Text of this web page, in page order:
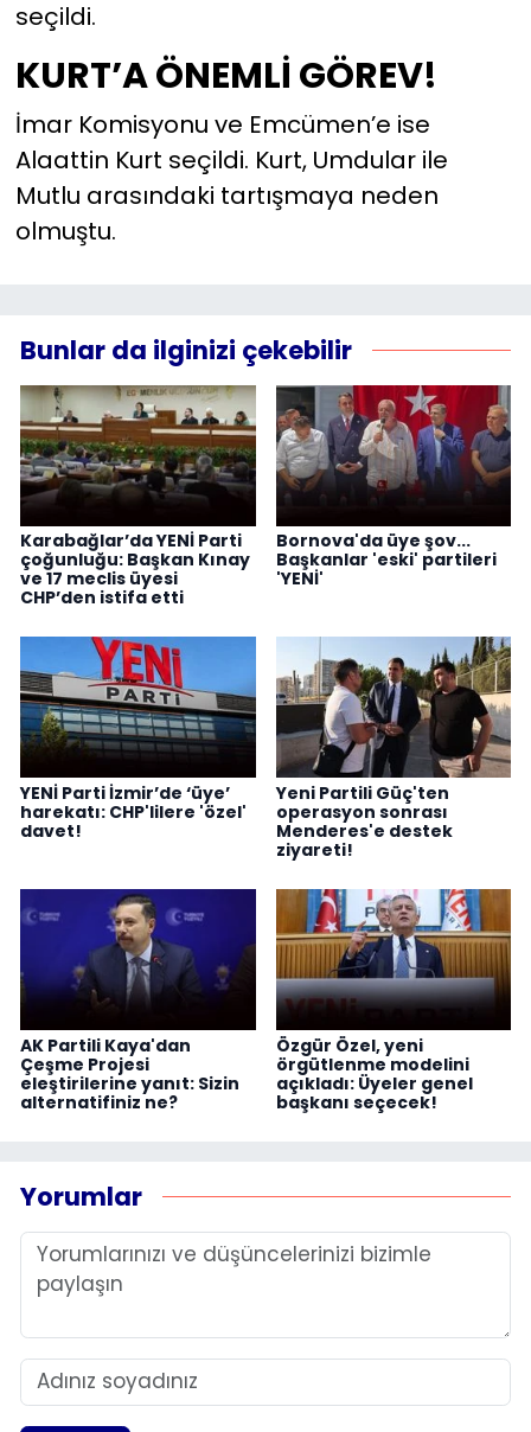
seçildi.
KURT’A ÖNEMLİ GÖREV!
İmar Komisyonu ve Emcümen’e ise
Alaattin Kurt seçildi. Kurt, Umdular ile
Mutlu arasındaki tartışmaya neden
olmuştu.
Bunlar da ilginizi çekebilir
Karabağlar’da YENİ Parti
çoğunluğu: Başkan Kınay
ve 17 meclis üyesi
CHP’den istifa etti
Bornova'da üye şov...
Başkanlar 'eski' partileri
'YENİ'
YENİ Parti İzmir’de ‘üye’
harekatı: CHP'lilere 'özel'
davet!
Yeni Partili Güç'ten
operasyon sonrası
Menderes'e destek
ziyareti!
AK Partili Kaya'dan
Çeşme Projesi
eleştirilerine yanıt: Sizin
alternatifiniz ne?
Özgür Özel, yeni
örgütlenme modelini
açıkladı: Üyeler genel
başkanı seçecek!
Yorumlar